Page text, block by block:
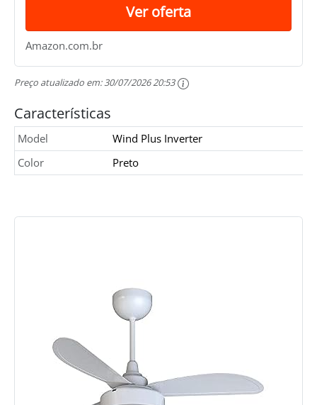
Ver oferta
Amazon.com.br
Preço atualizado em:30/07/2026 20:53
Características
Model
Wind Plus Inverter
Color
Preto